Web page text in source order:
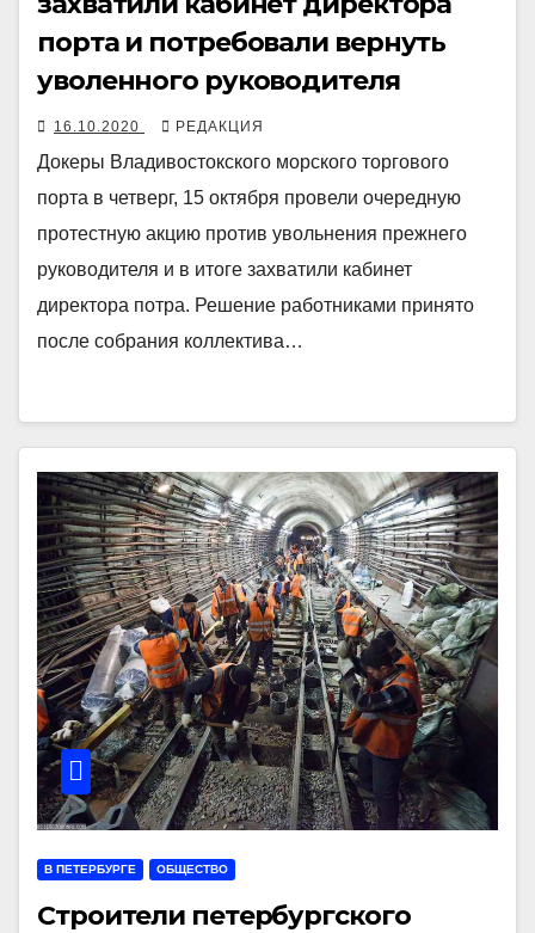
порта и потребовали вернуть
уволенного руководителя
16.10.2020 РЕДАКЦИЯ
Докеры Владивостокского морского торгового
порта в четверг, 15 октября провели очередную
протестную акцию против увольнения прежнего
руководителя и в итоге захватили кабинет
директора потра. Решение работниками принято
после собрания коллектива…
В ПЕТЕРБУРГЕ ОБЩЕСТВО
Строители петербургского